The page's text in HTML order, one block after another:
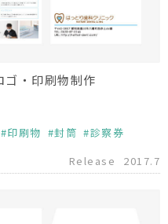
・印刷物制作
印刷物 封筒
診察券
Release
2017.7